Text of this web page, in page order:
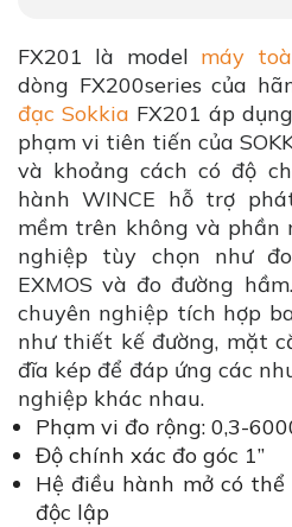
FX201 là model máy
dòng FX200series của
đạc Sokkia FX201 áp
phạm vi tiên tiến của
và khoảng cách có độ
hành WINCE hỗ trợ
mềm trên không và phần
nghiệp tùy chọn như
EXMOS và đo đường
chuyên nghiệp tích hợp
như thiết kế đường, mặt
đĩa kép để đáp ứng các
nghiệp khác nhau.
Phạm vi đo rộng: 0,3-
Độ chính xác đo góc 1’’
Hệ điều hành mở có
độc lập